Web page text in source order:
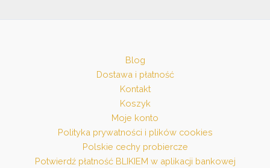
Blog
Dostawa i płatność
Kontakt
Koszyk
Moje konto
Polityka prywatności i plików cookies
Polskie cechy probiercze
Potwierdź płatność BLIKIEM w aplikacji bankowej